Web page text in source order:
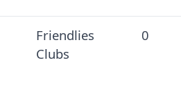
Friendlies
Clubs
0